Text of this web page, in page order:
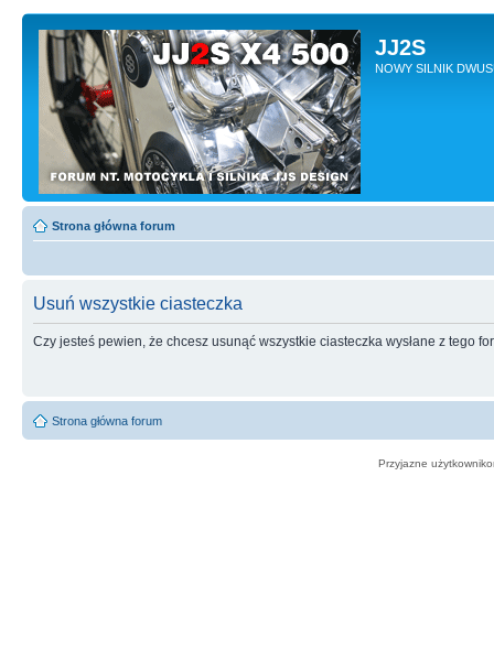
JJ2S
NOWY SILNIK
Strona główna forum
Usuń wszystkie ciasteczka
Czy jesteś pewien, że chcesz usunąć wszystkie ciasteczka wysłane z tego
Strona główna forum
Przyjazne